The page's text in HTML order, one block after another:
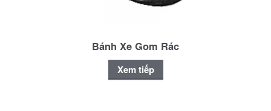
Bánh Xe Gom Rác
Xem tiếp